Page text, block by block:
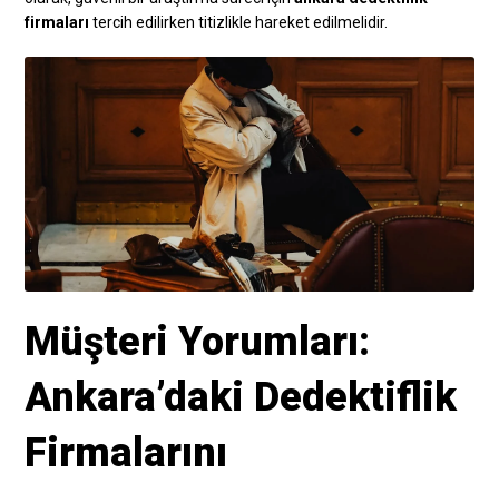
firmaları tercih edilirken titizlikle hareket edilmelidir.
Müşteri Yorumları:
Ankara’daki Dedektiflik
Firmalarını